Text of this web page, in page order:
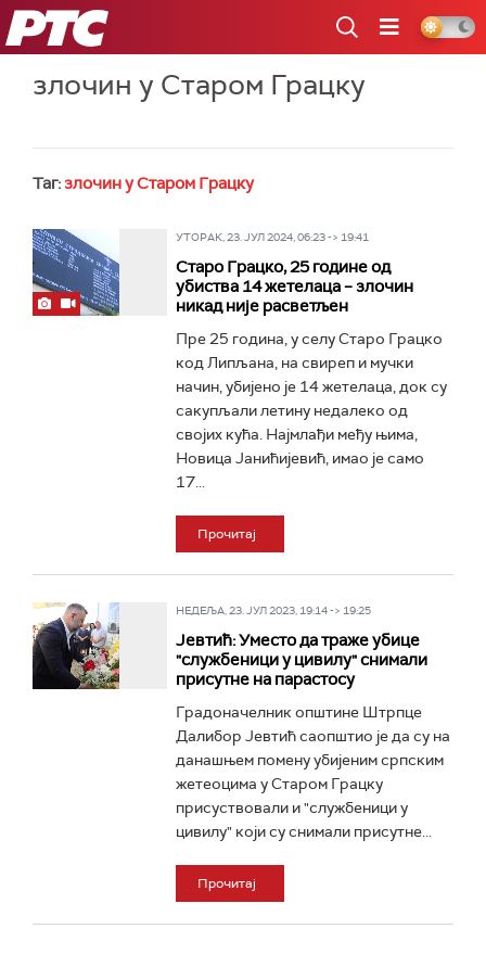
РТС
злочин у Старом Грацку
Таг: злочин у Старом Грацку
УТОРАК, 23. ЈУЛ 2024, 06:23 -> 19:41
Старо Грацко, 25 године од
убиства 14 жетелаца – злочин
никад није расветљен
Пре 25 година, у селу Старо Грацко
код Липљана, на свиреп и мучки
начин, убијено је 14 жетелаца, док су
сакупљали летину недалеко од
својих кућа. Најмлађи међу њима,
Новица Јанићијевић, имао је само
17...
Прочитај
НЕДЕЉА, 23. ЈУЛ 2023, 19:14 -> 19:25
Јевтић: Уместо да траже убице
"службеници у цивилу" снимали
присутне на парастосу
Градоначелник општине Штрпце
Далибор Јевтић саопштио је да су на
данашњем помену убијеним српским
жетеоцима у Старом Грацку
присуствовали и "службеници у
цивилу" који су снимали присутне...
Прочитај